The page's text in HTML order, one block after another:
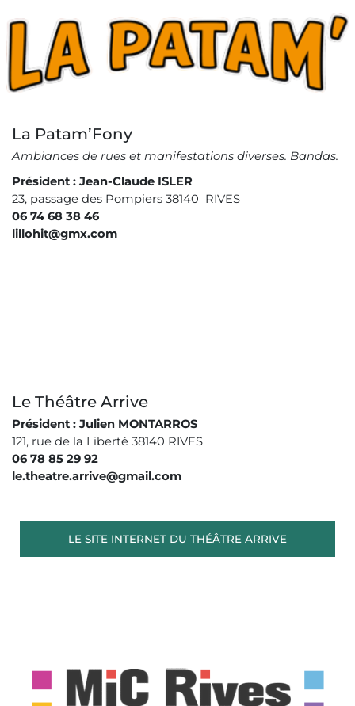
Copyright © 2023 Ville de Rives
Image
La Patam’Fony
Ambiances de rues et manifestations diverses. Bandas.
Président : Jean-Claude ISLER
23, passage des Pompiers 38140 RIVES
06 74 68 38 46
lillohit@gmx.com
Le Théâtre Arrive
Président : Julien MONTARROS
121, rue de la Liberté 38140 RIVES
06 78 85 29 92
le.theatre.arrive@gmail.com
LE SITE INTERNET DU THÉÂTRE ARRIVE
Image